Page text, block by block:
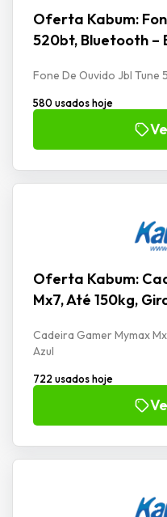
Oferta Kabum:
520bt, Bluetooth –
Fone De Ouvido Jbl
580 usados hoje
Oferta Kabum:
Mx7, Até 150kg,
Cadeira Gamer Mymax
Azul
722 usados hoje